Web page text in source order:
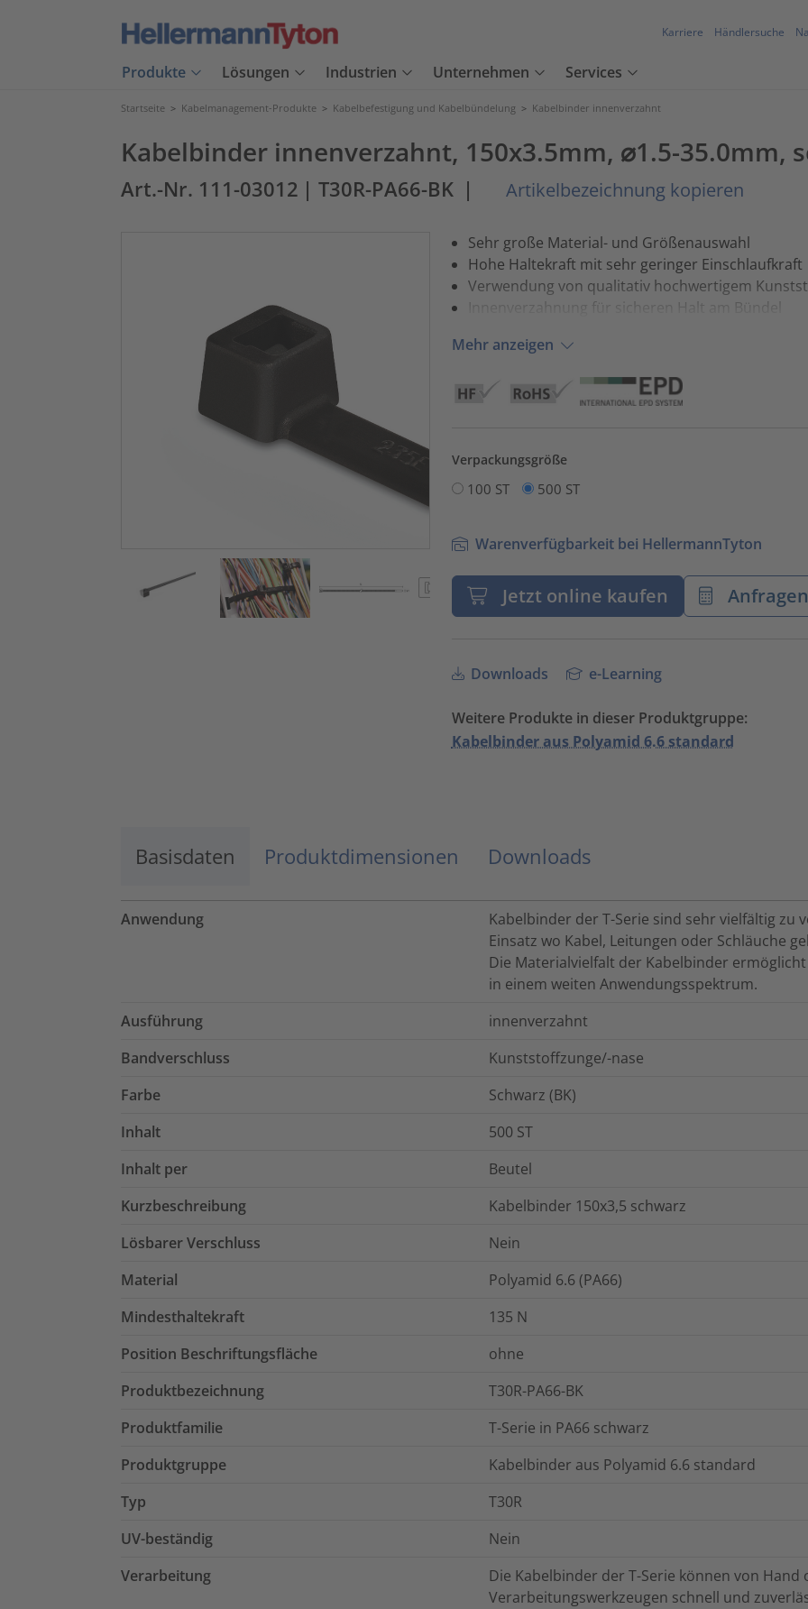
Karriere Händlersuche
Produkte Lösungen Industrien Unternehmen Services
Startseite > Kabelmanagement-Produkte > Kabelbefestigung und Kabelbündelung > Kabelbinder innenverzahnt
Kabelbinder innenverzahnt, 150x3.5mm, ⌀1.5-35.0mm,
Art.-Nr. 111-03012 | T30R-PA66-BK | Artikelbezeichnung kopieren
Sehr große Material- und Größenauswahl
Hohe Haltekraft mit sehr geringer Einschlaufkraft
Verwendung von qualitativ hochwertigem
Innenverzahnung für sicheren Halt am Bündel
Mehr anzeigen
Verpackungsgröße
100 ST 500 ST
Warenverfügbarkeit bei HellermannTyton
Jetzt online kaufen Anfragen
Downloads e-Learning
Weitere Produkte in dieser Produktgruppe:
Kabelbinder aus Polyamid 6.6 standard
Basisdaten Produktdimensionen Downloads
Anwendung
Kabelbinder der T-Serie sind sehr vielfältig zu
Einsatz wo Kabel, Leitungen oder Schläuche
Die Materialvielfalt der Kabelbinder
in einem weiten Anwendungsspektrum.
Ausführung
innenverzahnt
Bandverschluss
Kunststoffzunge/-nase
Farbe
Schwarz (BK)
Inhalt
500 ST
Inhalt per
Beutel
Kurzbeschreibung
Kabelbinder 150x3,5 schwarz
Lösbarer Verschluss
Nein
Material
Polyamid 6.6 (PA66)
Mindesthaltekraft
135 N
Position Beschriftungsfläche
ohne
Produktbezeichnung
T30R-PA66-BK
Produktfamilie
T-Serie in PA66 schwarz
Produktgruppe
Kabelbinder aus Polyamid 6.6 standard
Typ
T30R
UV-beständig
Nein
Verarbeitung
Die Kabelbinder der T-Serie können von
Verarbeitungswerkzeugen schnell und